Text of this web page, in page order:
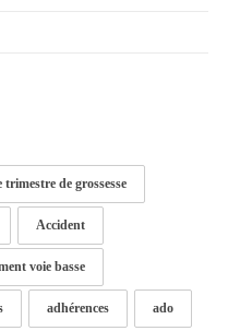
trimestre de grossesse
Accident
voie basse
adhérences ado